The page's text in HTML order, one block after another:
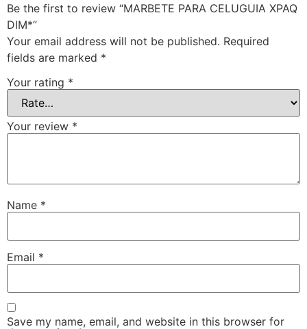
Be the first to review “MARBETE PARA CELUGUIA XPAQ
DIM*”
Your email address will not be published. Required
fields are marked *
Your rating *
Your review *
Name *
Email *
Save my name, email, and website in this browser for